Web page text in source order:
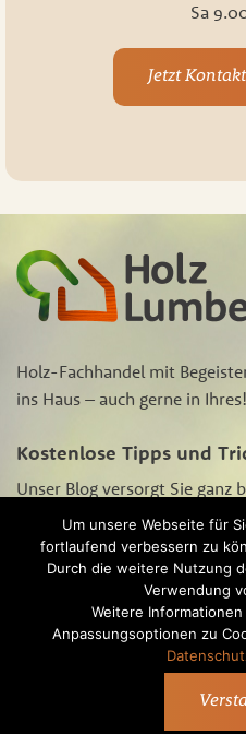
Sa
Jetzt
Holz-Fachhandel mit
ins Haus – auch gerne in Ihres!
Kostenlose Tipps und
Unser Blog versorgt Sie ganz
Aktions-Angeboten,
und Tipps und Tricks zur
Schauen Sie sichhierunseren
® Alle Rechte vorbehalten
Service
Um unsere Webseite für
fortlaufend verbessern zu
Durch die weitere Nutzung
Verwendung
Weitere
Anpassungsoptionen zu